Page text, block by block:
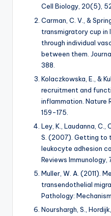
Cell Biology, 20(5),
Carman, C. V., &
transmigratory cup
through individual
between them.
388.
Kolaczkowska, E., &
recruitment and
inflammation. Nature
159-175.
Ley, K., Laudanna, C.,
S. (2007). Getting to
leukocyte adhesion
Reviews Immunology,
Muller, W. A. (2011).
transendothelial
Pathology:
Nourshargh, S.,